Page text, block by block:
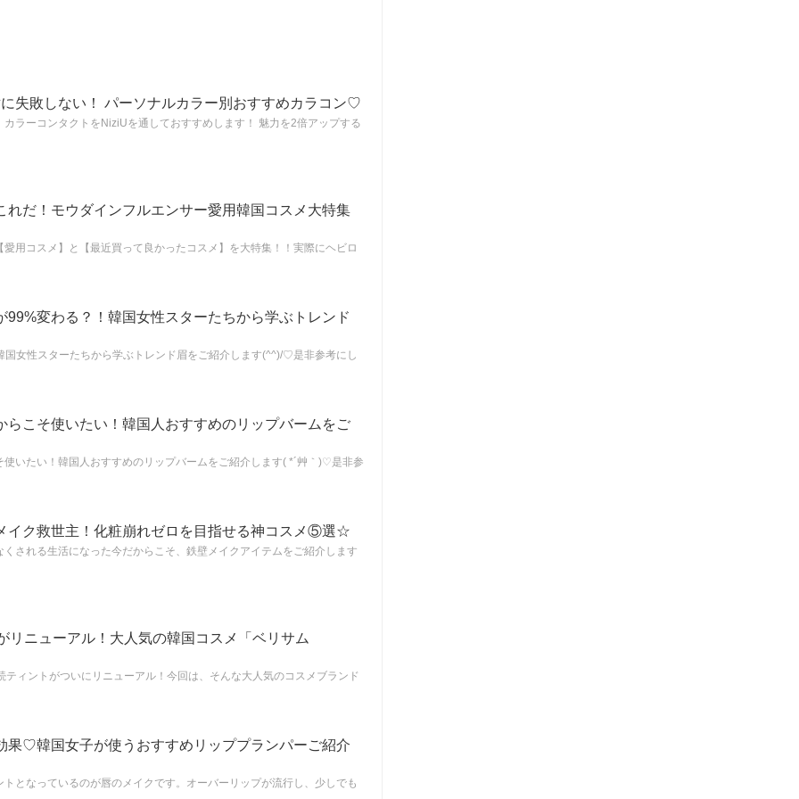
失敗しない！ パーソナルカラー別おすすめカラコン♡
ラーコンタクトをNiziUを通しておすすめします！ 魅力を2倍アップする
れだ！モウダインフルエンサー愛用韓国コスメ大特集
用コスメ】と【最近買って良かったコスメ】を大特集！！実際にヘビロ
99%変わる？！韓国女性スターたちから学ぶトレンド
国女性スターたちから学ぶトレンド眉をご紹介します(^^)/♡是非参考にし
らこそ使いたい！韓国人おすすめのリップバームをご
いたい！韓国人おすすめのリップバームをご紹介します( *´艸｀)♡是非参
イク救世主！化粧崩れゼロを目指せる神コスメ⑤選☆
される生活になった今だからこそ、鉄壁メイクアイテムをご紹介します
リニューアル！大人気の韓国コスメ「ベリサム
ティントがついにリニューアル！今回は、そんな大人気のコスメブランド
果♡韓国女子が使うおすすめリッププランパーご紹介
となっているのが唇のメイクです。オーバーリップが流行し、少しでも